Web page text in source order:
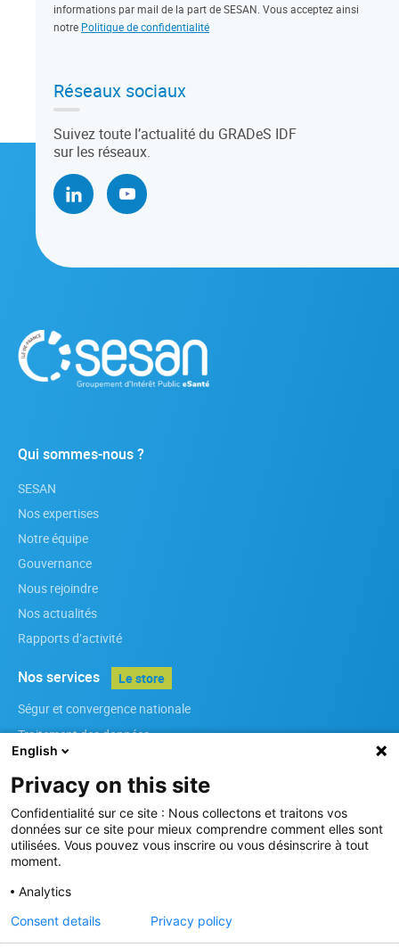
informations par mail de la part de SESAN. Vous acceptez ainsi
notre Politique de confidentialité
Réseaux sociaux
Suivez toute l’actualité du GRADeS IDF
sur les réseaux.
Qui sommes-nous ?
SESAN
Nos expertises
Notre équipe
Gouvernance
Nous rejoindre
Nos actualités
Rapports d’activité
Nos services
Ségur et convergence nationale
Traitement des données
Infrastructures
Référenciels régionaux
Services métiers
Sécurité des Systèmes d’Information
Le store
Nos membres
English
Privacy on this site
Confidentialité sur ce site : Nous collectons et traitons vos
données sur ce site pour mieux comprendre comment elles sont
utilisées. Vous pouvez vous inscrire ou vous désinscrire à tout
moment.
Analytics
Consent details
Privacy policy